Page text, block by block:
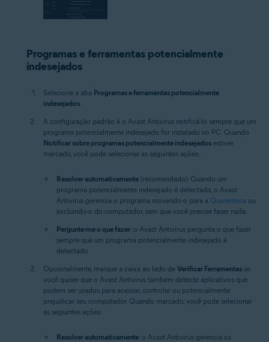
Programas e ferramentas potencialmente
indesejados
Selecione a aba Programas e ferramentas potencialmente
indesejados
A configuração padrão é o Avast Antivirus notificá-lo sempre que um
programa potencialmente indesejado for instalado no PC. Quando
Notificar sobre programas potencialmente indesejados estiver
marcado, você pode selecionar as seguintes ações:
Resolver automaticamente (recomendado): Quando um
programa potencialmente indesejado é detectado, o Avast
Antivirus gerencia o programa movendo-o para a Quarentena ou
excluindo-o do computador, sem que você precise fazer nada.
Pergunte-me o que fazer: o Avast Antivirus pergunta o que fazer
sempre que um programa potencialmente indesejado é
detectado.
Opcionalmente, marque a caixa ao lado de Verificar Ferramentas se
você quiser que o Avast Antivirus também detecte aplicativos que
podem ser usados para acessar, controlar ou potencialmente
prejudicar seu computador. Quando marcado, você pode selecionar
as seguintes ações:
Resolver automaticamente: o Avast Antivirus gerencia os